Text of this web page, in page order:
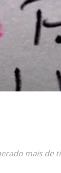
mais de ti